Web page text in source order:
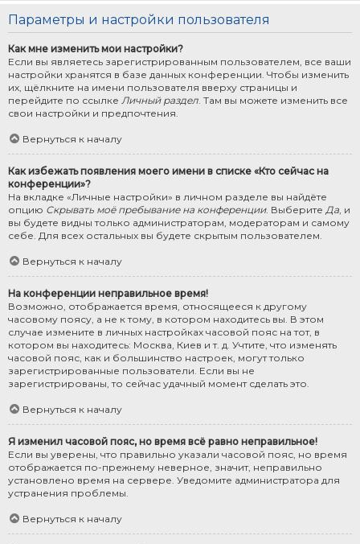
Параметры и настройки пользователя
Как мне изменить мои настройки?
Если вы являетесь зарегистрированным пользователем, все ваши
настройки хранятся в базе данных конференции. Чтобы изменить
их, щёлкните на имени пользователя вверху страницы и
перейдите по ссылке Личный раздел. Там вы можете изменить все
свои настройки и предпочтения.
Вернуться к началу
Как избежать появления моего имени в списке «Кто сейчас на
конференции»?
На вкладке «Личные настройки» в личном разделе вы найдёте
опцию Скрывать моё пребывание на конференции. Выберите Да, и
вы будете видны только администраторам, модераторам и самому
себе. Для всех остальных вы будете скрытым пользователем.
Вернуться к началу
На конференции неправильное время!
Возможно, отображается время, относящееся к другому
часовому поясу, а не к тому, в котором находитесь вы. В этом
случае измените в личных настройках часовой пояс на тот, в
котором вы находитесь: Москва, Киев и т. д. Учтите, что изменять
часовой пояс, как и большинство настроек, могут только
зарегистрированные пользователи. Если вы не
зарегистрированы, то сейчас удачный момент сделать это.
Вернуться к началу
Я изменил часовой пояс, но время всё равно неправильное!
Если вы уверены, что правильно указали часовой пояс, но время
отображается по-прежнему неверное, значит, неправильно
установлено время на сервере. Уведомите администратора для
устранения проблемы.
Вернуться к началу